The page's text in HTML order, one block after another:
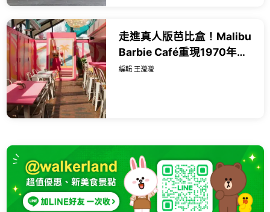
走進真人版芭比盒！Malibu
Barbie Café重現1970年代
復古加州海灘，粉色打卡
編輯 王瀅瀅